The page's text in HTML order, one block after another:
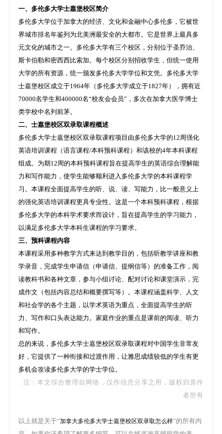
一、多伦多大学士嘉堡校区简介
多伦多大学位于加拿大的经济、文化和金融中心多伦多，它被世
界城市排名年鉴列为北美洲最安全的大都市。它是世界上最具多
元文化的城市之一。多伦多大学有三个校区，分别位于圣乔治、
斯卡伯勒和密西西比索加。每个校区分别招收学生，但统一使用
大学的所有资源，统一颁发多伦多大学学位和文凭。多伦多大学
士嘉堡校区成立于1964年（多伦多大学成立于1827年），拥有近
70000名学生和400000名“校友会会员”，多次在加拿大医学博士
类学校中名列前茅。
二、士嘉堡校区双录取课程概述
多伦多大学士嘉堡校区双录取课程项目由多伦多大学的12周强化
英语培训课程（语言课程/本科预科课程）和该校的4年本科课程
组成。为期12周的本科预科课程旨在提高学生的英语综合理解能
力和写作能力，使学生能够顺利进入多伦多大学的本科课程学
习。本课程全面提高学生的听、说、读、写能力，比一般意义上
的强化英语培训课程更具专业性。这是一个本科预科课程，根据
多伦多大学的本科学术要求而设计，旨在提高学生的学习能力，
以满足多伦多大学本科生课程的学习要求。
三、预科课程内容
本课程采用多种教学方式来达到教学目的，包括听教学讲座和教
学录音，完成学生申请信（申请信、提纲信等）的准备工作，阅
读教科书和各种文章，参与小组讨论、配对讨论和课堂演示，完
成作文（包括内容总结和概要撰写等）。本课程涵盖科学、人文
和社会学的各个主题，以学术英语为重点，全面提高学生的听
力、写作和口头表达能力。家庭作业的重点是课前的阅读、听力
和写作。
总的来说，多伦多大学士嘉堡校区双录取课程对中国学生非常友
好，它提供了一种衔接和过渡作用，让雅思成绩较低的学生有更
多机会攻读多伦多大学的学士学位。
注：本文综合整理自网络，仅作信息分享之用，版权归原作
者所有
以上就是关于“加拿大多伦多大学士嘉堡校区双录取怎么样”的所有内